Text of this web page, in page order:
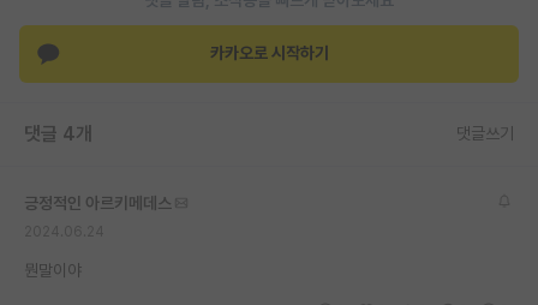
특수/전문대학원 게시판
반도체/AI 게시판
장학금/장학생 게시판
커리어
카카오로 시작하기
댓글 4개 댓글쓰기
긍정적인 아르키메데스
뭔말이야